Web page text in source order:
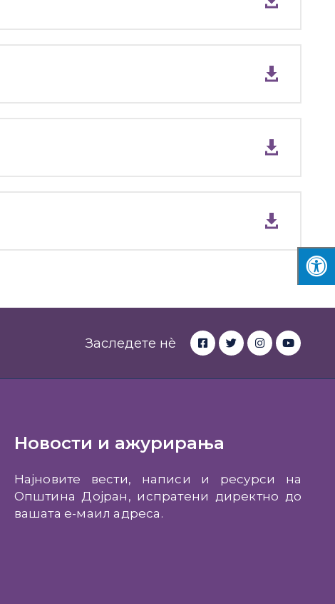
Заследете нè
Новости и ажурирања
Најновите вести, написи и ресурси на
Општина Дојран, испратени директно до
вашата е-маил адреса.